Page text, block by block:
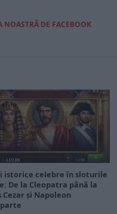
NOASTRĂ DE FACEBOOK
istorice celebre în sloturile
De la Cleopatra până la
Cezar și Napoleon